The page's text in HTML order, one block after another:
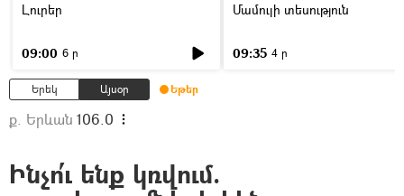
Լուրեր
09:00 6 ր
Մամուլի տեսություն
09:35 4 ր
Երեկ Այսօր Եթեր
ք. Երևան 106.0
Ինչո՛ւ ենք կռվում.